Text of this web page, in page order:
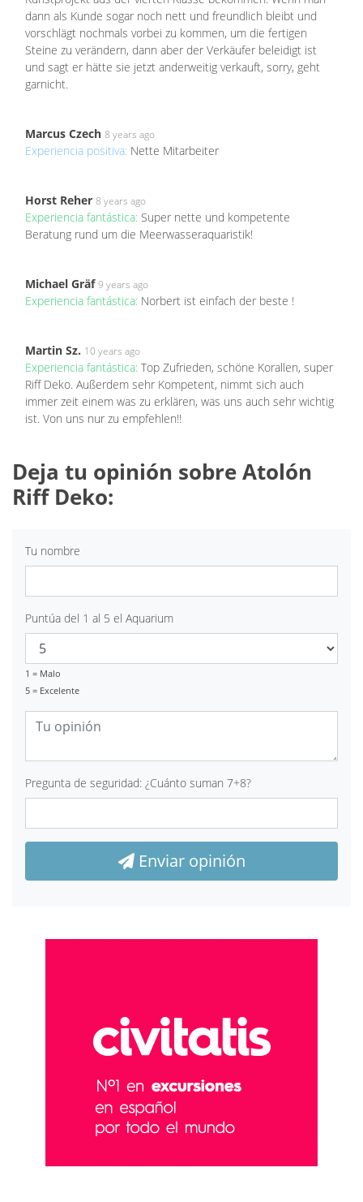
dann als Kunde sogar noch nett und freundlich bleibt und
vorschlägt nochmals vorbei zu kommen, um die fertigen
Steine zu verändern, dann aber der Verkäufer beleidigt ist
und sagt er hätte sie jetzt anderweitig verkauft, sorry, geht
garnicht.
Marcus Czech 8 years ago
Experiencia positiva: Nette Mitarbeiter
Horst Reher 8 years ago
Experiencia fantástica: Super nette und kompetente
Beratung rund um die Meerwasseraquaristik!
Michael Gräf 9 years ago
Experiencia fantástica: Norbert ist einfach der beste !
Martin Sz. 10 years ago
Experiencia fantástica: Top Zufrieden, schöne Korallen, super
Riff Deko. Außerdem sehr Kompetent, nimmt sich auch
immer zeit einem was zu erklären, was uns auch sehr wichtig
ist. Von uns nur zu empfehlen!!
Deja tu opinión sobre Atolón
Riff Deko:
Tu nombre
Puntúa del 1 al 5 el Aquarium
1 = Malo
5 = Excelente
Pregunta de seguridad: ¿Cuánto suman 7+8?
Enviar opinión